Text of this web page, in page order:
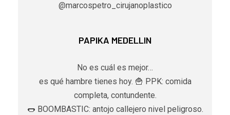
@marcospetro_cirujanoplastico
PAPIKA MEDELLIN
No es cuál es mejor…
es qué hambre tienes hoy. 🍟 PPK: comida
completa, contundente.
🌭 BOOMBASTIC: antojo callejero nivel peligroso.